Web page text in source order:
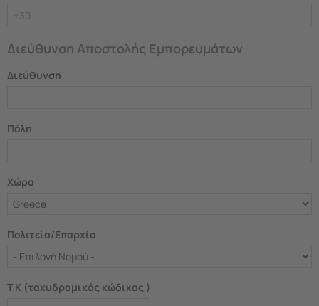
Διεύθυνση Αποστολής Εμπορευμάτων
Διεύθυνση
Πόλη
Χώρα
Πολιτεία/Επαρχία
T.K (ταχυδρομικός κώδικας )